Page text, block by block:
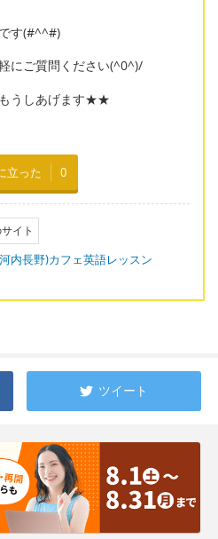
す(#^^#)
にご質問ください(^0^)/
うしあげます★★
立った 0
イト
内長野)カフェ英語レッスン
ツイート